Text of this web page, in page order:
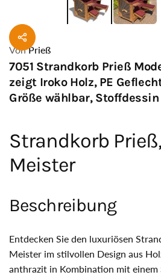
VonPrieß
7051 Strandkorb Prieß
zeigt Iroko Holz, PE
Größe wählbar,
Strandkorb
Meister
Beschreibung
Entdecken Sie den luxuriösen
Meister im stilvollen Design aus
anthrazit in Kombination mit